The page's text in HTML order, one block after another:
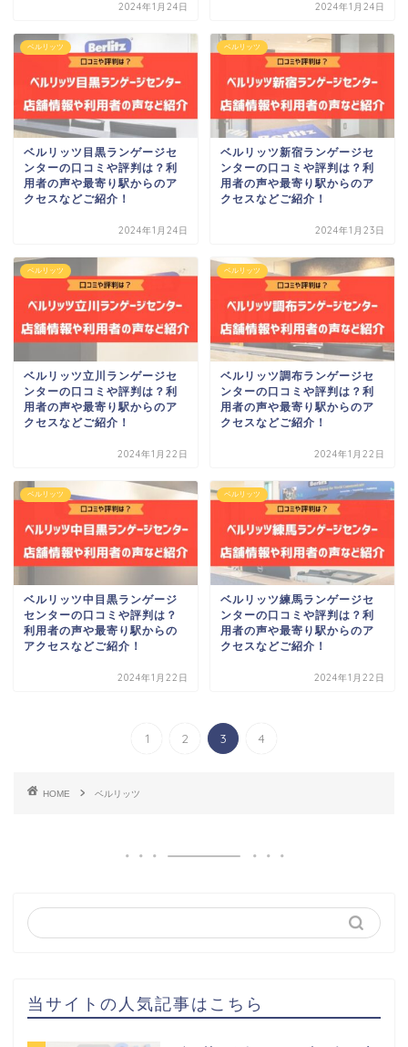
2024年1月24日 2024年1月24日
ベルリッツ
ベルリッツ目黒ランゲージセ
ンターの口コミや評判は？利
用者の声や最寄り駅からのア
クセスなどご紹介！
2024年1月24日
ベルリッツ
ベルリッツ新宿ランゲージセ
ンターの口コミや評判は？利
用者の声や最寄り駅からのア
クセスなどご紹介！
2024年1月23日
ベルリッツ
ベルリッツ立川ランゲージセ
ンターの口コミや評判は？利
用者の声や最寄り駅からのア
クセスなどご紹介！
2024年1月22日
ベルリッツ
ベルリッツ調布ランゲージセ
ンターの口コミや評判は？利
用者の声や最寄り駅からのア
クセスなどご紹介！
2024年1月22日
ベルリッツ
ベルリッツ中目黒ランゲージ
センターの口コミや評判は？
利用者の声や最寄り駅からの
アクセスなどご紹介！
2024年1月22日
ベルリッツ
ベルリッツ練馬ランゲージセ
ンターの口コミや評判は？利
用者の声や最寄り駅からのア
クセスなどご紹介！
2024年1月22日
1 2 3 4
HOME ベルリッツ
当サイトの人気記事はこちら